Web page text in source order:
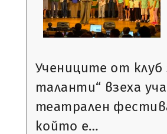
Учениците от
таланти“ взеха
театрален
който е…